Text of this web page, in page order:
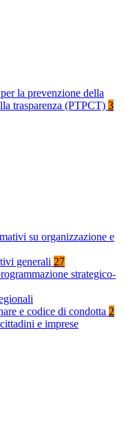
la prevenzione della
trasparenza (PTPCT) 3
su organizzazione e
generali 27
strategico-
e codice di condotta 2
e imprese